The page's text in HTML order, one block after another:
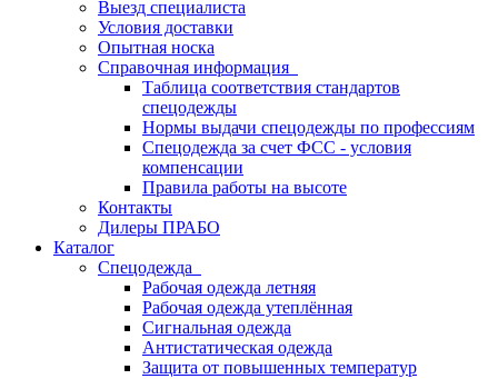
Выезд специалиста
Условия доставки
Опытная носка
Справочная информация
Таблица соответствия стандартов
спецодежды
Нормы выдачи спецодежды по профессиям
Спецодежда за счет ФСС - условия
компенсации
Правила работы на высоте
Контакты
Дилеры ПРАБО
Каталог
Спецодежда
Рабочая одежда летняя
Рабочая одежда утеплённая
Сигнальная одежда
Антистатическая одежда
Защита от повышенных температур